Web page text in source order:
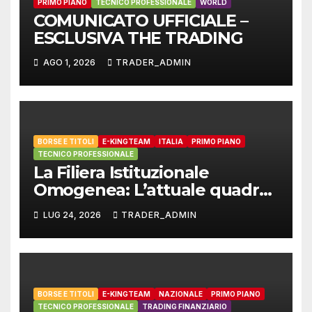
PRIMO PIANO TECNICO PROFESSIONALE WORLD
COMUNICATO UFFICIALE –
ESCLUSIVA THE TRADING
AGO 1, 2026 TRADER_ADMIN
BORSE E TITOLI E-KINGTEAM ITALIA
PRIMO PIANO
TECNICO PROFESSIONALE
La Filiera Istituzionale
Omogenea: L’attuale quadro
dello Standard Europeo
Armonizzato e il ruolo di E-
Kingteam International
LUG 24, 2026 TRADER_ADMIN
BORSE E TITOLI E-KINGTEAM NAZIONALE
PRIMO PIANO
TECNICO PROFESSIONALE
TRADING FINANZIARIO